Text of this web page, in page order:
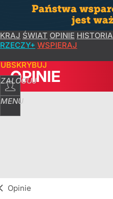
KRAJ ŚWIAT OPINIE HISTORIA
RZECZY+ WSPIERAJ
ZALOGUJ
MENU
OPINIE
Opinie